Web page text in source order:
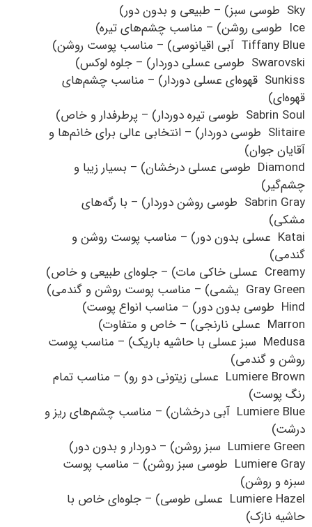
Sky طوسی سبز) – طبیعی و بدون دور)
Ice طوسی روشن) – مناسب چشم‌های تیره)
Tiffany Blue آبی اقیانوسی) – مناسب پوست روشن)
Swarovski طوسی عسلی دوردار) – جلوه لوکس)
Sunkiss قهوه‌ای عسلی دوردار) – مناسب چشم‌های
قهوه‌ای)
Sabrin Soul طوسی تیره دوردار) – پرطرفدار و خاص)
Slitaire طوسی دوردار) – انتخابی عالی برای خانم‌ها و
آقایان جوان)
Diamond طوسی عسلی درخشان) – بسیار زیبا و
چشم‌گیر)
Sabrin Gray طوسی روشن دوردار) – با رگه‌های
مشکی)
Katai عسلی بدون دور) – مناسب پوست روشن و
گندمی)
Creamy عسلی خاکی مات) – جلوه‌ای طبیعی و خاص)
Gray Green یشمی) – مناسب پوست روشن و گندمی)
Hind طوسی بدون دور) – مناسب انواع پوست)
Marron عسلی نارنجی) – خاص و متفاوت)
Medusa سبز عسلی با حاشیه باریک) – مناسب پوست
روشن و گندمی)
Lumiere Brown عسلی زیتونی دو رو) – مناسب تمام
رنگ پوست)
Lumiere Blue آبی درخشان) – مناسب چشم‌های ریز و
درشت)
Lumiere Green سبز روشن) – دوردار و بدون دور)
Lumiere Gray طوسی سبز روشن) – مناسب پوست
سبزه و روشن)
Lumiere Hazel عسلی طوسی) – جلوه‌ای خاص با
حاشیه نازک)